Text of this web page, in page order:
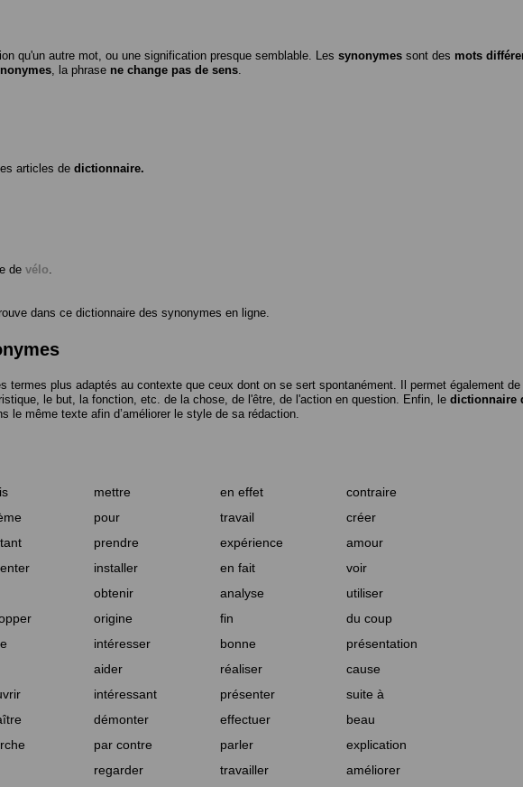
qu'un autre mot, ou une signification presque semblable. Les synonymes sont des mots
, la phrase ne change pas de sens.
articles de dictionnaire.
de vélo.
dans ce dictionnaire des synonymes en ligne.
termes plus adaptés au contexte que ceux dont on se sert spontanément. Il permet également de
le but, la fonction, etc. de la chose, de l'être, de l'action en question. Enfin, le dictionnaire
le même texte afin d’améliorer le style de sa rédaction.
mettre en effet
contraire
pour travail
créer
prendre expérience
amour
installer en fait
voir
obtenir analyse
utiliser
origine fin
du coup
intéresser bonne
présentation
aider réaliser
cause
intéressant présenter
suite à
démonter effectuer
beau
par contre parler
explication
regarder travailler améliorer